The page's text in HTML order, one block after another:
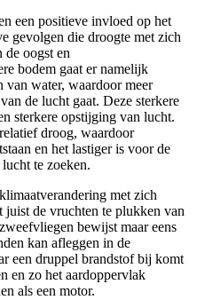
een positieve invloed op het
gevolgen die droogte met zich
de oogst en
bodem gaat er namelijk
van water, waardoor meer
de lucht gaat. Deze sterkere
sterkere opstijging van lucht.
droog, waardoor
en het lastiger is voor de
te zoeken.
met zich
de vruchten te plukken van
bewijst maar eens
kan afleggen in de
een druppel brandstof bij komt
en zo het aardoppervlak
als een motor.